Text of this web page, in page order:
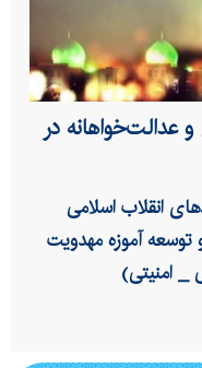
در
انقلاب اسلامی
توسعه آموزه مهدویت
_ امنیتی)